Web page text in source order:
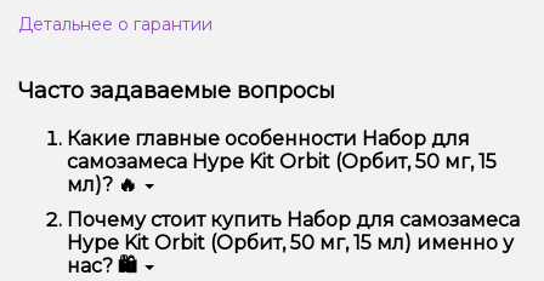
Детальнее о гарантии
Часто задаваемые вопросы
Какие главные особенности Набор для
самозамеса Hype Kit Orbit (Орбит, 50 мг, 15
мл)? 🔥
Набор для самозамеса Hype Kit Orbit (Орбит, 50 мг,
15 мл) отличается высоким качеством, удобством
использования и надежностью.
Почему стоит купить Набор для самозамеса
Hype Kit Orbit (Орбит, 50 мг, 15 мл) именно у
нас? 🛍️